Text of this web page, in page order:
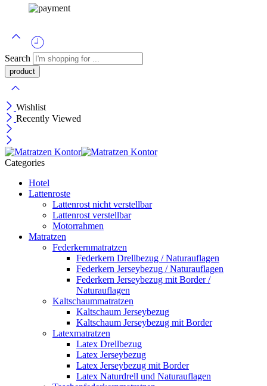
Search
Wishlist
Recently Viewed
Categories
Hotel
Lattenroste
Lattenrost nicht verstellbar
Lattenrost verstellbar
Motorrahmen
Matratzen
Federkernmatratzen
Federkern Drellbezug / Naturauflagen
Federkern Jerseybezug / Naturauflagen
Federkern Jerseybezug mit Border /
Naturauflagen
Kaltschaummatratzen
Kaltschaum Jerseybezug
Kaltschaum Jerseybezug mit Border
Latexmatratzen
Latex Drellbezug
Latex Jerseybezug
Latex Jerseybezug mit Border
Latex Naturdrell und Naturauflagen